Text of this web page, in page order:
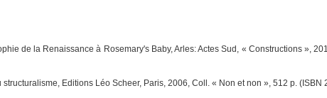
de la Renaissance à Rosemary's Baby, Arles: Actes Sud, « Constructions »,
structuralisme , Editions Léo Scheer, Paris, 2006, Coll. « Non et non », 512 p. (ISBN